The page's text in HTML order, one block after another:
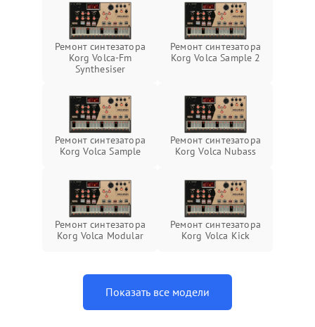
Ремонт синтезатора
Korg Volca-Fm
Synthesiser
Ремонт синтезатора
Korg Volca Sample 2
Ремонт синтезатора
Korg Volca Sample
Ремонт синтезатора
Korg Volca Nubass
Ремонт синтезатора
Korg Volca Modular
Ремонт синтезатора
Korg Volca Kick
Показать все модели